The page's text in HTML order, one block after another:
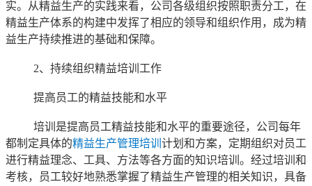
实。从精益生产的实践来看，公司各级组织按照职责分工，在
精益生产体系的构建中发挥了相应的领导和组织作用，成为精
益生产持续推进的基础和保障。
2、持续组织精益培训工作
提高员工的精益技能和水平
培训是提高员工精益技能和水平的重要途径，公司每年
都制定具体的精益生产管理培训 计划和方案，定期组织对员工
进行精益理念、工具、方法等各方面的知识培训。经过培训和
考核，员工较好地熟悉掌握了精益生产管理的相关知识，具备